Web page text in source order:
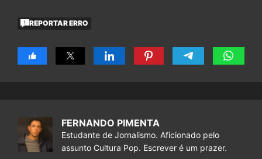
REPORTAR ERRO
FERNANDO PIMENTA
Estudante de Jornalismo. Aficionado pelo
assunto Cultura Pop. Escrever é um prazer.